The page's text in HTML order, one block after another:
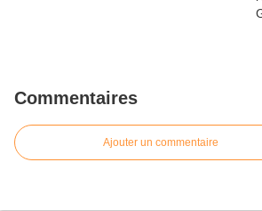
Commentaires
Ajouter un commentaire